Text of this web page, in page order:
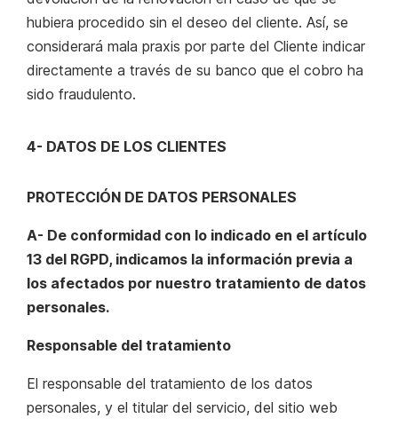
hubiera procedido sin el deseo del cliente. Así, se
considerará mala praxis por parte del Cliente indicar
directamente a través de su banco que el cobro ha
sido fraudulento.
4- DATOS DE LOS CLIENTES
PROTECCIÓN DE DATOS PERSONALES
A- De conformidad con lo indicado en el artículo
13 del RGPD, indicamos la información previa a
los afectados por nuestro tratamiento de datos
personales.
Responsable del tratamiento
El responsable del tratamiento de los datos
personales, y el titular del servicio, del sitio web